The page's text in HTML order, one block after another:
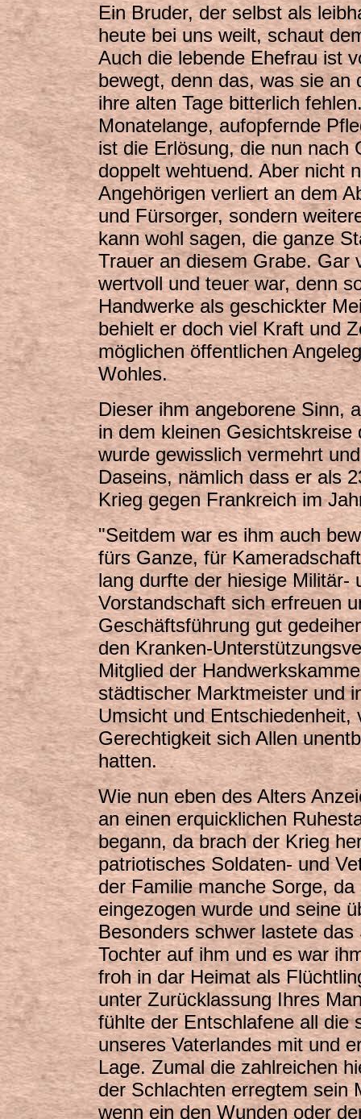
Ein Bruder, der selbst als
heute bei uns weilt, schaut
Auch die lebende Ehefrau ist
bewegt, denn das, was sie
ihre alten Tage bitterlich
Monatelange, aufopfernde
ist die Erlösung, die nun nach
doppelt wehtuend. Aber nicht
Angehörigen verliert an dem
und Fürsorger, sondern
kann wohl sagen, die ganze
Trauer an diesem Grabe. Gar
wertvoll und teuer war, denn
Handwerke als geschickter
behielt er doch viel Kraft und
möglichen öffentlichen
Wohles.
Dieser ihm angeborene Sinn,
in dem kleinen
wurde gewisslich vermehrt
Daseins, nämlich dass er als
Krieg gegen Frankreich im
"Seitdem war es ihm auch
fürs Ganze, für
lang durfte der hiesige Militär-
Vorstandschaft sich erfreuen
Geschäftsführung gut
den Kranken-
Mitglied der
städtischer Marktmeister und
Umsicht und Entschiedenheit,
Gerechtigkeit sich Allen
hatten.
Wie nun eben des Alters
an einen erquicklichen
begann, da brach der Krieg
patriotisches Soldaten- und
der Familie manche Sorge,
eingezogen wurde und seine
Besonders schwer lastete
Tochter auf ihm und es war
froh in dar Heimat als
unter Zurücklassung Ihres
fühlte der Entschlafene all die
unseres Vaterlandes mit und
Lage. Zumal die zahlreichen
der Schlachten erregtem sein
wenn ein den Wunden oder